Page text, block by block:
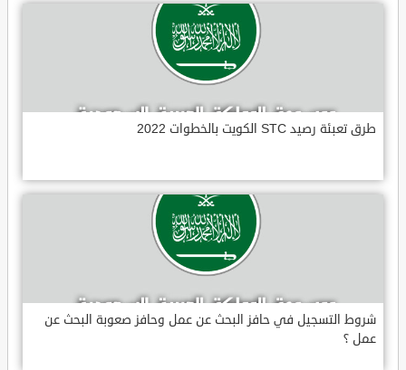
طرق تعبئة رصيد STC الكويت بالخطوات 2022
شروط التسجيل في حافز البحث عن عمل وحافز صعوبة البحث عن
عمل ؟